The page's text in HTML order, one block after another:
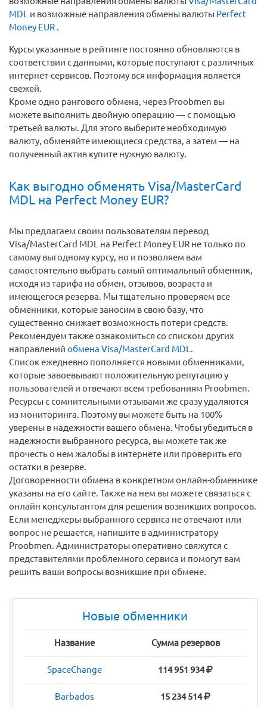
MDL и возможные направления обмены валюты Perfect
Money EUR .
Курсы указанные в рейтинге постоянно обновляются в
соответствии с данными, которые поступают с различных
интернет-сервисов. Поэтому вся информация является
свежей.
Кроме одно рангового обмена, через Proobmen вы
можете выполнить двойную операцию — с помощью
третьей валюты. Для этого выберите необходимую
валюту, обменяйте имеющиеся средства, а затем — на
полученный актив купите нужную валюту.
Как выгодно обменять Visa/MasterCard
MDL на Perfect Money EUR?
Мы предлагаем своим пользователям перевод
Visa/MasterCard MDL на Perfect Money EUR не только по
самому выгодному курсу, но и позволяем вам
самостоятельно выбрать самый оптимальный обменник,
исходя из тарифа на обмен, отзывов, возраста и
имеющегося резерва. Мы тщательно проверяем все
обменники, которые заносим в свою базу, что
существенно снижает возможность потери средств.
Рекомендуем также ознакомиться со списком других
направлений обмена Visa/MasterCard MDL .
Список ежедневно пополняется новыми обменниками,
которые завоевывают положительную репутацию у
пользователей и отвечают всем требованиям Proobmen.
Ресурсы с сомнительными отзывами же сразу удаляются
из мониторинга. Поэтому вы можете быть на 100%
уверены в надежности вашего обмена. Чтобы убедиться в
надежности выбранного ресурса, вы можете так же
прочесть о нем жалобы в интернете или проверить его
остатки в резерве.
Договоренности обмена в конкретном онлайн-обменнике
указаны на его сайте. Также на нем вы можете связаться с
онлайн консультантом для решения возникших вопросов.
Если менеджеры выбранного сервиса не отвечают или
вопрос не решается, напишите в администратору
Proobmen. Администраторы оперативно свяжутся с
представителями проблемного сервиса и помогут вам
решить ваши вопросы возникшие при обмене.
Новые обменники
Название Сумма резервов
SpaceChange 114 951 934
Barbados 15 234 514